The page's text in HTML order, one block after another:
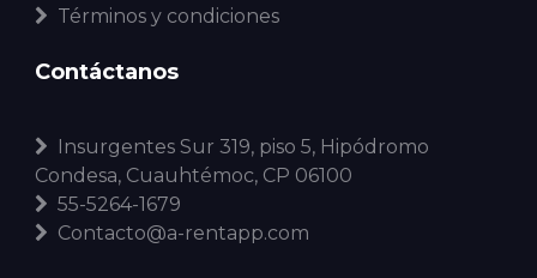
Términos y condiciones
Contáctanos
Insurgentes Sur 319, piso 5, Hipódromo
Condesa, Cuauhtémoc, CP 06100
55-5264-1679
Contacto@a-rentapp.com